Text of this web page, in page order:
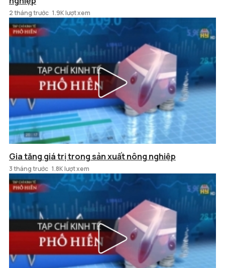
2 tháng trước 1.9K lượt xem
Gia tăng giá trị trong sản xuất nông nghiệp
3 tháng trước 1.8K lượt xem